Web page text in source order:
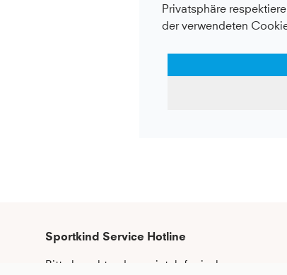
Sportkind Service Hotline
Bitte beachte, dass wir telefonische
Privatsphäre
der verwendeten